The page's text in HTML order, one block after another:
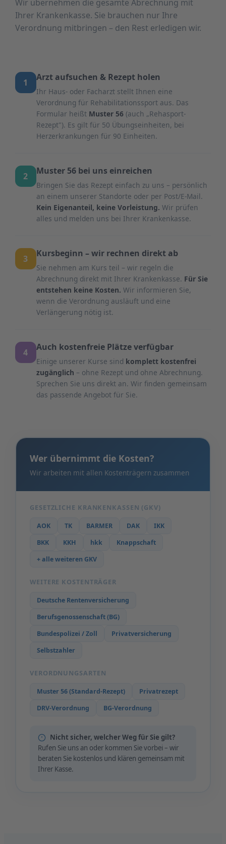
Wir übernehmen die gesamte Abrechnung mit
Ihrer Krankenkasse. Sie brauchen nur Ihre
Verordnung mitbringen – den Rest erledigen wir.
1 Arzt aufsuchen & Rezept holen
Ihr Haus- oder Facharzt stellt Ihnen eine
Verordnung für Rehabilitationssport aus. Das
Formular heißt Muster 56(auch „Rehasport-
Rezept"). Es gilt für 50 Übungseinheiten, bei
Herzerkrankungen für 90 Einheiten.
2 Muster 56 bei uns einreichen
Bringen Sie das Rezept einfach zu uns – persönlich
an einem unserer Standorte oder per Post/E-Mail.
Kein Eigenanteil, keine Vorleistung. Wir prüfen
alles und melden uns bei Ihrer Krankenkasse.
3 Kursbeginn – wir rechnen direkt ab
Sie nehmen am Kurs teil – wir regeln die
Abrechnung direkt mit Ihrer Krankenkasse. Für Sie
entstehen keine Kosten. Wir informieren Sie,
wenn die Verordnung ausläuft und eine
Verlängerung nötig ist.
4 Auch kostenfreie Plätze verfügbar
Einige unserer Kurse sind komplett kostenfrei
zugänglich – ohne Rezept und ohne Abrechnung.
Sprechen Sie uns direkt an. Wir finden gemeinsam
das passende Angebot für Sie.
Wer übernimmt die Kosten?
Wir arbeiten mit allen Kostenträgern zusammen
GESETZLICHE KRANKENKASSEN (GKV)
AOK TK BARMER DAK
IKK
BKK
KKH hkk
Knappschaft
+ alle weiteren GKV
WEITERE KOSTENTRÄGER
Deutsche Rentenversicherung
Berufsgenossenschaft (BG)
Bundespolizei / Zoll
Privatversicherung
Selbstzahler
VERORDNUNGSARTEN
Muster 56 (Standard-Rezept)
Privatrezept
DRV-Verordnung
BG-Verordnung
Nicht sicher, welcher Weg für Sie gilt?
Rufen Sie uns an oder kommen Sie vorbei – wir
beraten Sie kostenlos und klären gemeinsam mit
Ihrer Kasse.